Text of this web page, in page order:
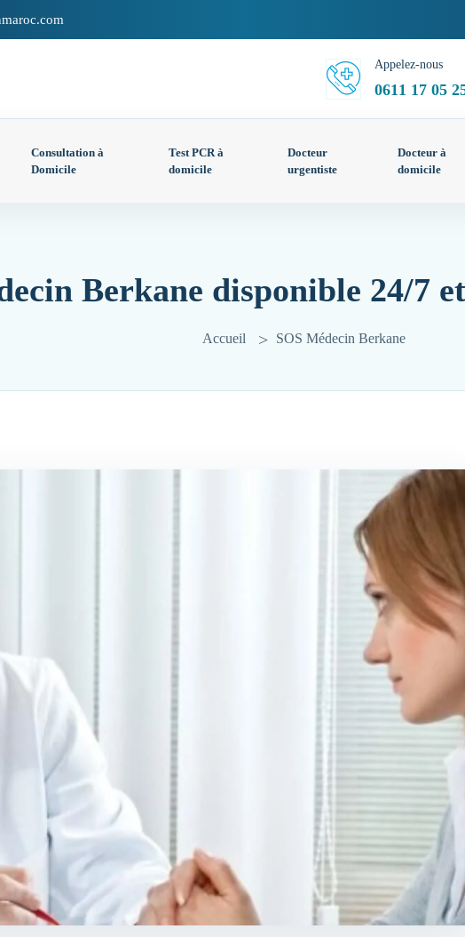
Appelez-nous
0611 17 05
Consultation à
Domicile
Test PCR à
domicile
Docteur
urgentiste
Docteur à
domicile
Berkane disponible 24/7
Accueil SOS Médecin Berkane